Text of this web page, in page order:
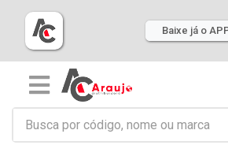
Baixe já o